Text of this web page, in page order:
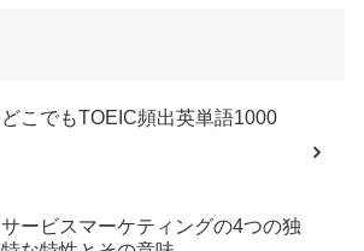
どこでもTOEIC頻出英単語1000
サービスマーケティングの4つの独